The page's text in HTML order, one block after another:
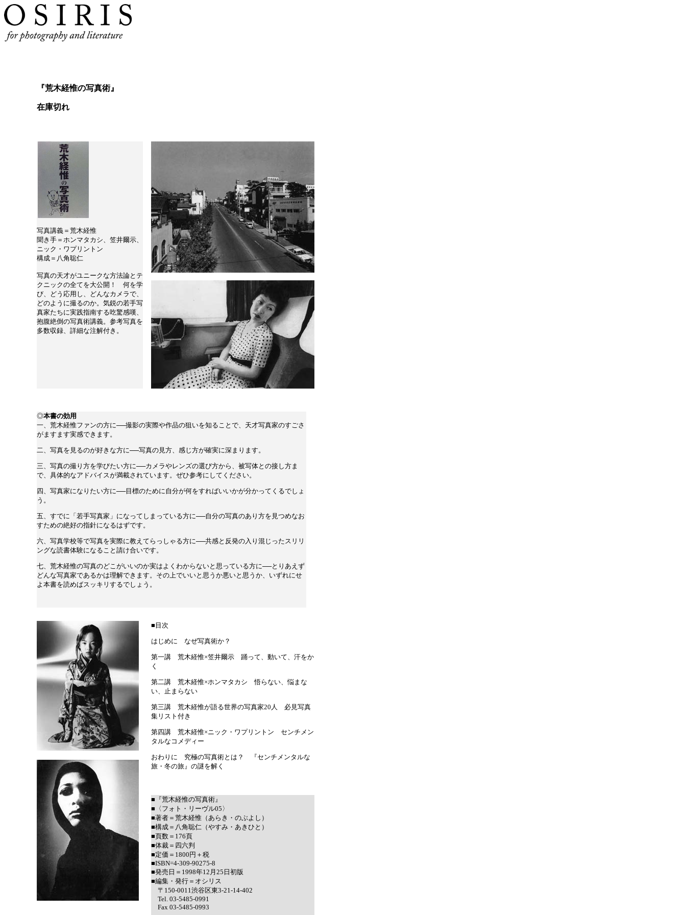
『荒木経惟の写真術』
在庫切れ
写真講義＝荒木経惟
聞き手＝ホンマタカシ、笠井爾示、
ニック・ワプリントン
構成＝八角聡仁
写真の天才がユニークな方法論とテ
クニックの全てを大公開！ 何を学
び、どう応用し、どんなカメラで、
どのように撮るのか。気鋭の若手写
真家たちに実践指南する吃驚感嘆、
抱腹絶倒の写真術講義。参考写真を
多数収録、詳細な注解付き。
◎本書の効用
一、荒木経惟ファンの方に──撮影の実際や作品の狙いを知ることで、天才写真家のすごさ
がますます実感できます。
二、写真を見るのが好きな方に──写真の見方、感じ方が確実に深まります。
三、写真の撮り方を学びたい方に──カメラやレンズの選び方から、被写体との接し方ま
で、具体的なアドバイスが満載されています。ぜひ参考にしてください。
四、写真家になりたい方に──目標のために自分が何をすればいいかが分かってくるでしょ
う。
五、すでに「若手写真家」になってしまっている方に──自分の写真のあり方を見つめなお
すための絶好の指針になるはずです。
六、写真学校等で写真を実際に教えてらっしゃる方に──共感と反発の入り混じったスリリ
ングな読書体験になること請け合いです。
七、荒木経惟の写真のどこがいいのか実はよくわからないと思っている方に──とりあえず
どんな写真家であるかは理解できます。その上でいいと思うか悪いと思うか、いずれにせ
よ本書を読めばスッキリするでしょう。
■目次
はじめに なぜ写真術か？
第一講 荒木経惟×笠井爾示 踊って、動いて、汗をか
く
第二講 荒木経惟×ホンマタカシ 悟らない、悩まな
い、止まらない
第三講 荒木経惟が語る世界の写真家20人 必見写真
集リスト付き
第四講 荒木経惟×ニック・ワプリントン センチメン
タルなコメディー
おわりに 究極の写真術とは？ 『センチメンタルな
旅・冬の旅』の謎を解く
■『荒木経惟の写真術』
■〈フォト・リーヴル05〉
■著者＝荒木経惟（あらき・のぶよし）
■構成＝八角聡仁（やすみ・あきひと）
■頁数＝176頁
■体裁＝四六判
■定価＝1800円＋税
■ISBN=4-309-90275-8
■発売日＝1998年12月25日初版
■編集・発行＝オシリス
〒150-0011渋谷区東3-21-14-402
Tel. 03-5485-0991
Fax 03-5485-0993